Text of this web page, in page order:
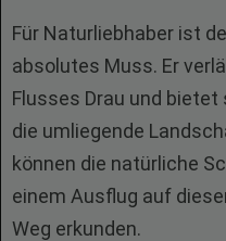
Für Naturliebhaber ist
absolutes Muss. Er
Flusses Drau und
die umliegende
können die natürliche
einem Ausflug auf
Weg erkunden.